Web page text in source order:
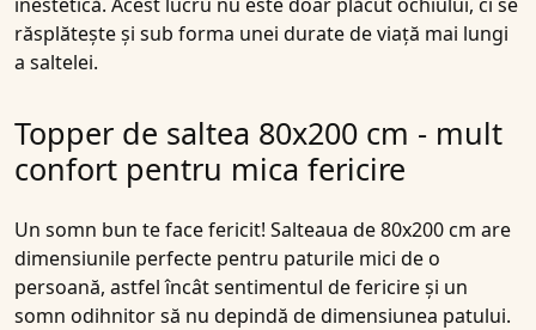
răsplătește și sub forma unei durate de viață mai lungi
a saltelei.
Topper de saltea 80x200 cm - mult
confort pentru mica fericire
Un somn bun te face fericit! Salteaua de 80x200 cm are
dimensiunile perfecte pentru paturile mici de o
persoană, astfel încât sentimentul de fericire și un
somn odihnitor să nu depindă de dimensiunea patului.